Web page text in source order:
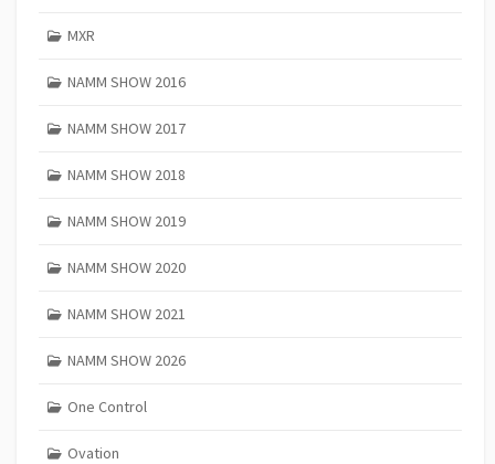
MXR
NAMM SHOW 2016
NAMM SHOW 2017
NAMM SHOW 2018
NAMM SHOW 2019
NAMM SHOW 2020
NAMM SHOW 2021
NAMM SHOW 2026
One Control
Ovation